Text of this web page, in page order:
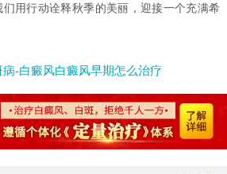
用行动诠释秋季的美丽，迎接一个充满希
-白癜风白癜风早期怎么治疗